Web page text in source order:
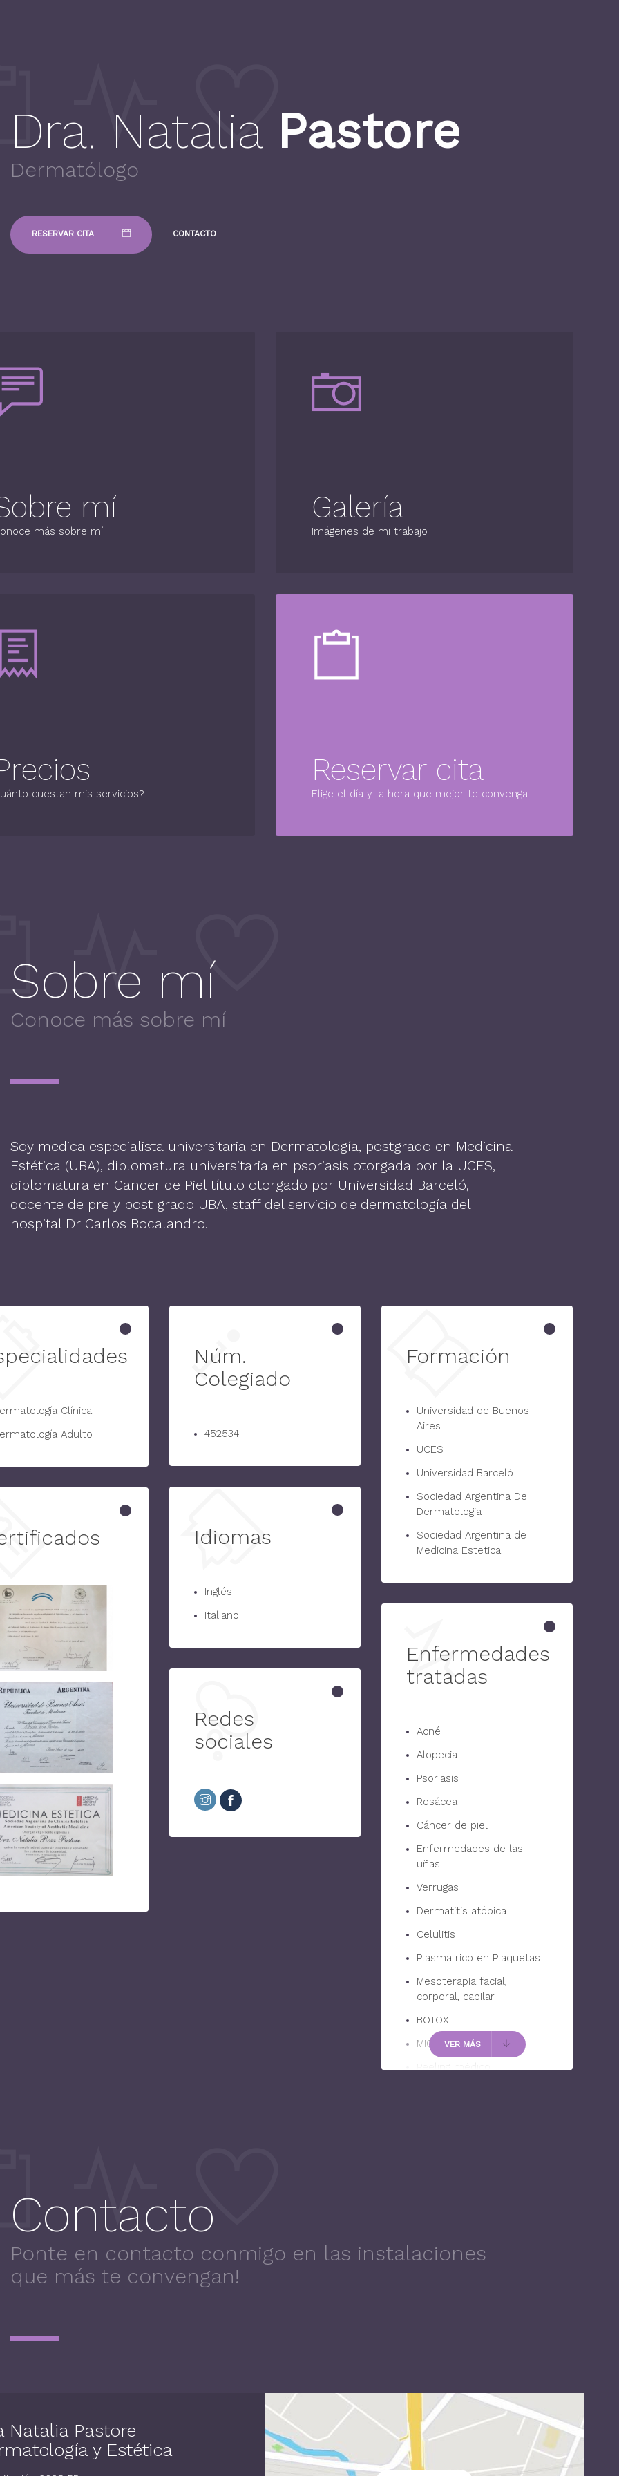
Dra. Natalia Pastore
Dermatólogo
RESERVAR CITA CONTACTO
mí
más sobre mí
Galería
Imágenes de mi trabajo
cuestan mis servicios?
Reservar cita
Elige el día y la hora que mejor te convenga
Sobre mí
Conoce más sobre mí
Soy medica especialista universitaria en Dermatología, postgrado en Medicina
Estética (UBA), diplomatura universitaria en psoriasis otorgada por la UCES,
diplomatura en Cancer de Piel título otorgado por Universidad Barceló,
docente de pre y post grado UBA, staff del servicio de dermatología del
hospital Dr Carlos Bocalandro.
Clínica
Adulto
Núm.
Colegiado
452534
Formación
Universidad de Buenos
Aires
UCES
Universidad Barceló
Sociedad Argentina De
Dermatologia
Sociedad Argentina de
Medicina Estetica
Idiomas
Inglés
Italiano
Enfermedades
tratadas
Acné
Alopecia
Psoriasis
Rosácea
Cáncer de piel
Enfermedades de las
uñas
Verrugas
Dermatitis atópica
Celulitis
Plasma rico en Plaquetas
Mesoterapia facial,
corporal, capilar
BOTOX
MICRONEEDLING
Peeling médico
VER MÁS
Redes
sociales
Contacto
Ponte en contacto conmigo en las instalaciones
que más te convengan!
Natalia Pastore
y Estética